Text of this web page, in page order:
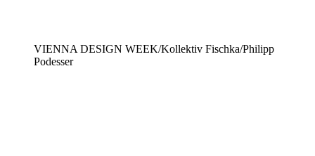
VIENNA DESIGN WEEK/Kollektiv Fischka/Philipp
Podesser